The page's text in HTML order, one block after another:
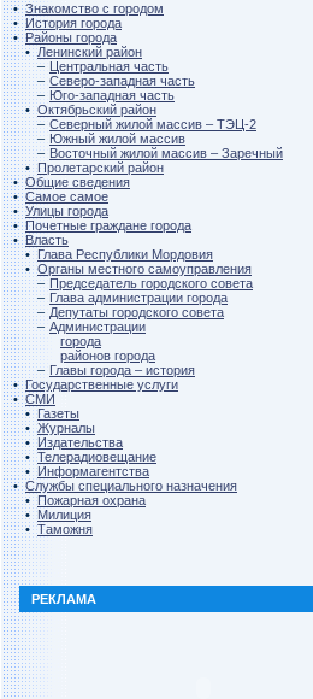
• Знакомство с городом
• История города
• Районы города
• Ленинский район
– Центральная часть
– Северо-западная часть
– Юго-западная часть
• Октябрьский район
– Северный жилой массив – ТЭЦ-2
– Южный жилой массив
– Восточный жилой массив – Заречный
• Пролетарский район
• Общие сведения
• Самое самое
• Улицы города
• Почетные граждане города
• Власть
• Глава Республики Мордовия
• Органы местного самоуправления
– Председатель городского совета
– Глава администрации города
– Депутаты городского совета
– Администрации
города
районов города
– Главы города – история
• Государственные услуги
• СМИ
• Газеты
• Журналы
• Издательства
• Телерадиовещание
• Информагентства
• Службы специального назначения
• Пожарная охрана
• Милиция
• Таможня
РЕКЛАМА